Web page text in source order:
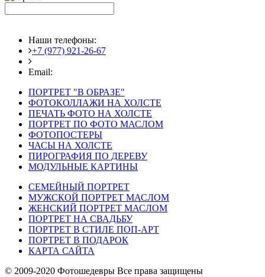
Наши телефоны:
+7 (977) 921-26-67
Email:
ПОРТРЕТ "В ОБРАЗЕ"
ФОТОКОЛЛАЖИ НА ХОЛСТЕ
ПЕЧАТЬ ФОТО НА ХОЛСТЕ
ПОРТРЕТ ПО ФОТО МАСЛОМ
ФОТОПОСТЕРЫ
ЧАСЫ НА ХОЛСТЕ
ПИРОГРАФИЯ ПО ДЕРЕВУ
МОДУЛЬНЫЕ КАРТИНЫ
СЕМЕЙНЫЙ ПОРТРЕТ
МУЖСКОЙ ПОРТРЕТ МАСЛОМ
ЖЕНСКИЙ ПОРТРЕТ МАСЛОМ
ПОРТРЕТ НА СВАДЬБУ
ПОРТРЕТ В СТИЛЕ ПОП-АРТ
ПОРТРЕТ В ПОДАРОК
КАРТА САЙТА
© 2009-2020 Фотошедевры Все права защищены